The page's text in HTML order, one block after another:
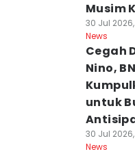
Musim
30 Jul 2026,
News
Cegah
Nino,
untuk
30 Jul 2026,
News